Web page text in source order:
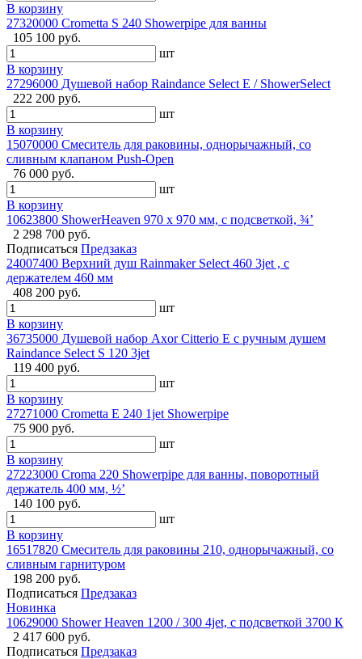
В корзину
27320000 Crometta S 240 Showerpipe для ванны
105 100 руб.
шт
В корзину
27296000 Душевой набор Raindance Select E / ShowerSelect
222 200 руб.
шт
В корзину
15070000 Смеситель для раковины, однорычажный, со
сливным клапаном Push-Open
76 000 руб.
шт
В корзину
10623800 ShowerHeaven 970 x 970 мм, с подсветкой, ¾’
2 298 700 руб.
Подписаться Предзаказ
24007400 Верхний душ Rainmaker Select 460 3jet , с
держателем 460 мм
408 200 руб.
шт
В корзину
36735000 Душевой набор Axor Citterio E c ручным душем
Raindance Select S 120 3jet
119 400 руб.
шт
В корзину
27271000 Crometta Е 240 1jet Showerpipe
75 900 руб.
шт
В корзину
27223000 Croma 220 Showerpipe для ванны, поворотный
держатель 400 мм, ½’
140 100 руб.
шт
В корзину
16517820 Смеситель для раковины 210, однорычажный, со
сливным гарнитуром
198 200 руб.
Подписаться Предзаказ
Новинка
10629000 Shower Heaven 1200 / 300 4jet, с подсветкой 3700 К
2 417 600 руб.
Подписаться Предзаказ